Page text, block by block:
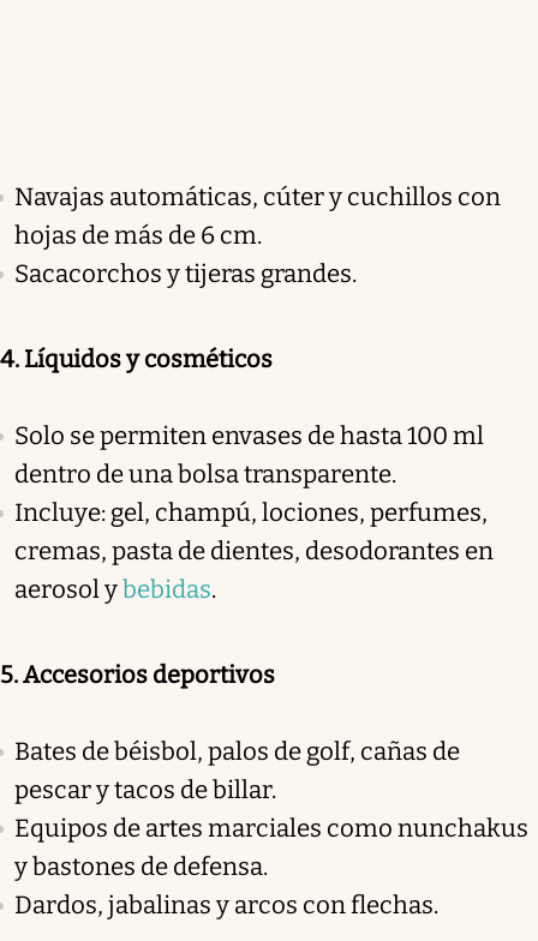
Navajas automáticas, cúter y cuchillos con
hojas de más de 6 cm.
Sacacorchos y tijeras grandes.
4. Líquidos y cosméticos
Solo se permiten envases de hasta 100 ml
dentro de una bolsa transparente.
Incluye: gel, champú, lociones, perfumes,
cremas, pasta de dientes, desodorantes en
aerosol ybebidas.
5. Accesorios deportivos
Bates de béisbol, palos de golf, cañas de
pescar y tacos de billar.
Equipos de artes marciales como nunchakus
y bastones de defensa.
Dardos, jabalinas y arcos con flechas.